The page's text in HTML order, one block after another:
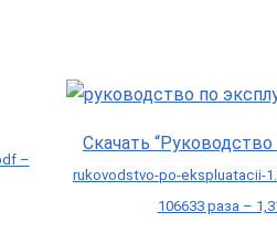
–
Скачать
rukovodstvo-po-ekspluatacii-
106633 раза –